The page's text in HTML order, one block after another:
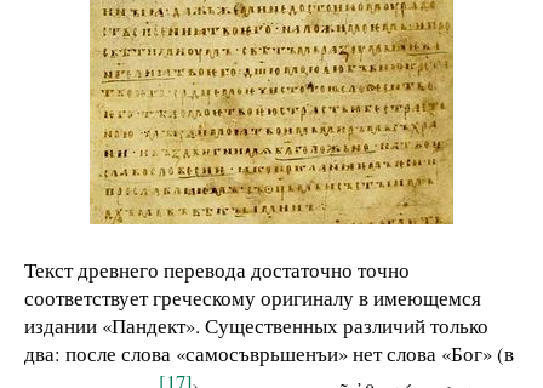
Текст древнего перевода достаточно точно
соответствует греческому оригиналу в имеющемся
издании «Пандект». Существенных различий только
два: после слова «самосъврьшенъи» нет слова «Бог» (в
[17]